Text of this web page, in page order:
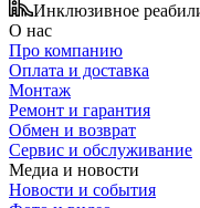
Инклюзивное
О нас
Про компанию
Оплата и доставка
Монтаж
Ремонт и гарантия
Обмен и возврат
Сервис и обслуживание
Медиа и новости
Новости и события